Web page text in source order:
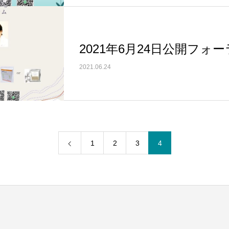
2021年6月24日公開フォー
2021.06.24
1 2 3 4